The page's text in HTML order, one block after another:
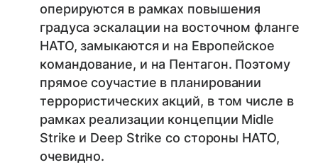
оперируются в рамках повышения
градуса эскалации на восточном фланге
НАТО, замыкаются и на Европейское
командование, и на Пентагон. Поэтому
прямое соучастие в планировании
террористических акций, в том числе в
рамках реализации концепции Midle
Strike и Deep Strike со стороны НАТО,
очевидно.